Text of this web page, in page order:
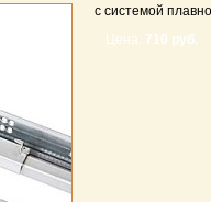
с системой
Цена: 710 руб.